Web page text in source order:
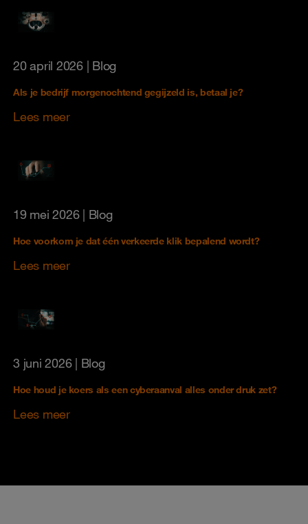
20 april 2026| Blog
Als je bedrijf morgenochtend gegijzeld is, betaal je?
Lees meer
19 mei 2026| Blog
Hoe voorkom je dat één verkeerde klik bepalend wordt?
Lees meer
3 juni 2026| Blog
Hoe houd je koers als een cyberaanval alles onder druk zet?
Lees meer